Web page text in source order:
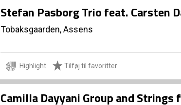
Stefan Pasborg Trio feat. Carsten
Tobaksgaarden, Assens
Highlight Tilføj til favoritter
Camilla Dayyani Group and